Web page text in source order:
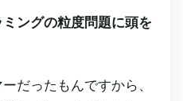
ングの粒度問題に頭を
だったもんですから、